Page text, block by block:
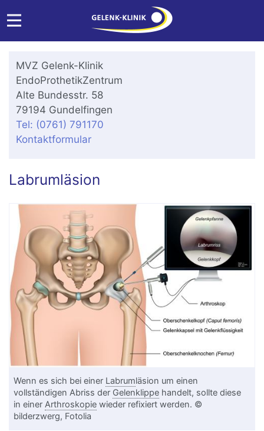
MVZ Gelenk-Klinik
EndoProthetikZentrum
Alte Bundesstr. 58
79194 Gundelfingen
Tel: (0761) 791170
Kontaktformular
Labrumläsion
Wenn es sich bei einer Labrumläsion um einen
vollständigen Abriss der Gelenklippe handelt, sollte diese
in einerArthroskopie wieder refixiert werden. ©
bilderzwerg, Fotolia